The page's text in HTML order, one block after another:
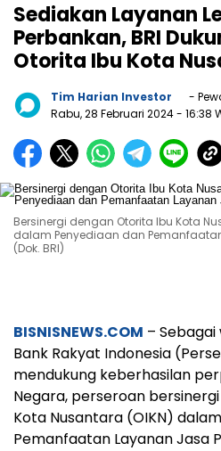
Sediakan Layanan
Perbankan, BRI
Otorita Ibu Kota
Tim Harian Investor
-
Rabu, 28 Februari 2024- 16:38
Bersinergi dengan Otorita Ibu Kota
dalam Penyediaan dan
(Dok. BRI)
BISNISNEWS.COM –
Bank Rakyat Indonesia
mendukung keberhasilan
Negara, perseroan
Kota Nusantara (OIKN)
Pemanfaatan Layanan Jasa